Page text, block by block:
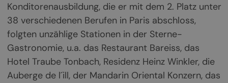
Konditorenausbildung, die er mit dem 2. Platz unter
38 verschiedenen Berufen in Paris abschloss,
folgten unzählige Stationen in der Sterne-
Gastronomie, u.a. das Restaurant Bareiss, das
Hotel Traube Tonbach, Residenz Heinz Winkler, die
Auberge de l´ill, der Mandarin Oriental Konzern, das